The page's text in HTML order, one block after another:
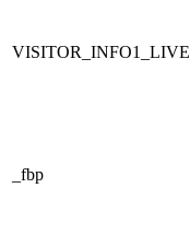
VISITOR_INFO1_LIVE
_fbp